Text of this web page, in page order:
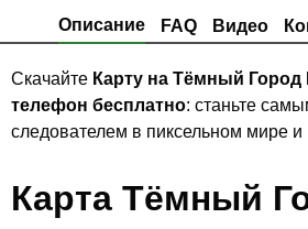
Описание FAQ Видео
Скачайте Карту на Тёмный
телефон бесплатно: станьте
следователем в пиксельном мире и
Карта Тёмный